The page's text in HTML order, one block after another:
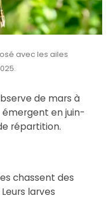
avec les ailes
de mars à
émergent en juin-
répartition.
chassent des
larves